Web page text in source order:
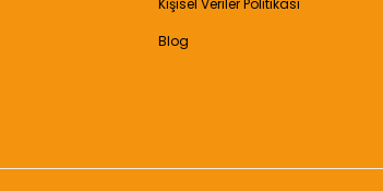
Kişisel Veriler Politikası
Blog